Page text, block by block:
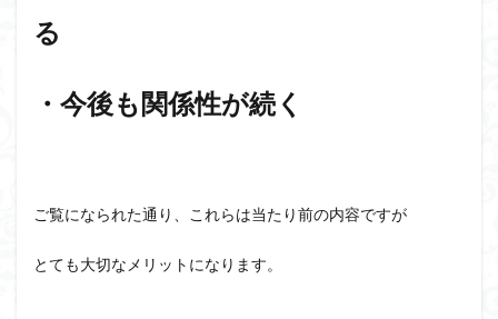
る
・今後も関係性が続く
ご覧になられた通り、これらは当たり前の内容ですが
とても大切なメリットになります。